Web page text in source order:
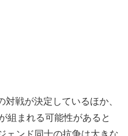
戦が決定しているほか、
組まれる可能性があると
ェンド同士の抗争は大きな